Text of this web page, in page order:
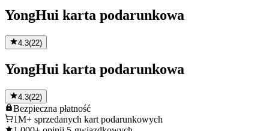
YongHui karta podarunkowa
4.3(22)
YongHui karta podarunkowa
4.3(22)
Bezpieczna płatność
1M+ sprzedanych kart podarunkowych